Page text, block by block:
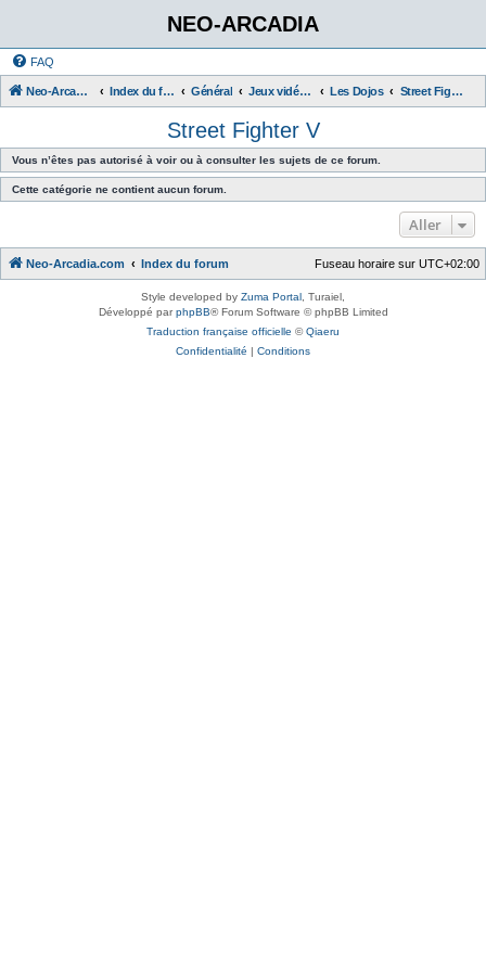
NEO-ARCADIA
FAQ
Neo-Arcadia.com Index du forum Général Jeux vidéo d'arcade Les Dojos Street Fighter V
Street Fighter V
Vous n’êtes pas autorisé à voir ou à consulter les sujets de ce forum.
Cette catégorie ne contient aucun forum.
Aller
Neo-Arcadia.com Index du forum Fuseau horaire sur UTC+02:00
Style developed by Zuma Portal , Turaiel,
Développé parphpBB® Forum Software © phpBB Limited
Traduction française officielle ©Qiaeru
Confidentialité | Conditions